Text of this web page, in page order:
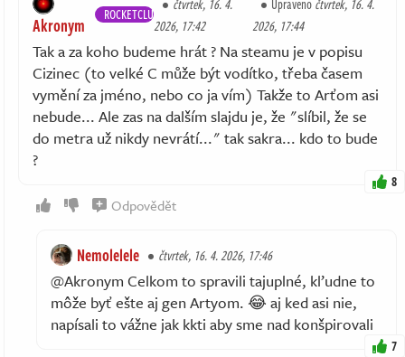
Akronym ROCKETCLUB
čtvrtek, 16. 4.
2026, 17:42
Upravenočtvrtek, 16. 4.
2026, 17:44
Tak a za koho budeme hrát ? Na steamu je v popisu
Cizinec (to velké C může být vodítko, třeba časem
vymění za jméno, nebo co ja vím) Takže to Arťom asi
nebude... Ale zas na dalším slajdu je, že "slíbil, že se
do metra už nikdy nevrátí..." tak sakra... kdo to bude
?
8
Odpovědět
Nemolelele čtvrtek, 16. 4. 2026, 17:46
@Akronym Celkom to spravili tajuplné, kľudne to
môže byť ešte aj gen Artyom. 😂 aj ked asi nie,
napísali to vážne jak kkti aby sme nad konšpirovali
7